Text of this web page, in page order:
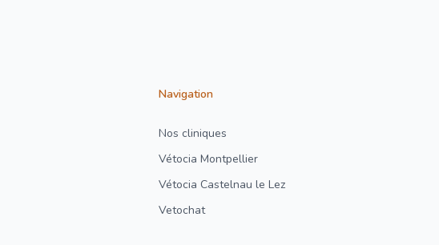
Navigation
Nos cliniques
Vétocia Montpellier
Vétocia Castelnau le Lez
Vetochat